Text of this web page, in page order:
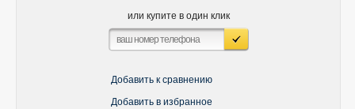
или купите в один клик
Добавить к сравнению
Добавить в избранное